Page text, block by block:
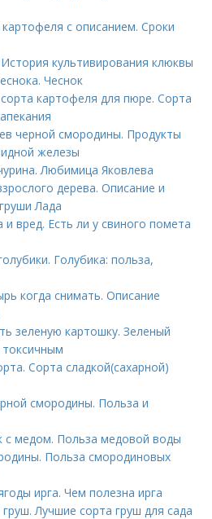
с описанием. Сроки
культивирования клюквы
Чеснок
картофеля для пюре. Сорта
черной смородины. Продукты
железы
Любимица Яковлева
дерева. Описание и
Лада
вред. Есть ли у свиного помета
Голубика: польза,
когда снимать. Описание
зеленую картошку. Зеленый
Сорта сладкой(сахарной)
смородины. Польза и
с медом. Польза медовой воды
Польза смородиновых
ирга. Чем полезна ирга
Лучшие сорта груш для сада